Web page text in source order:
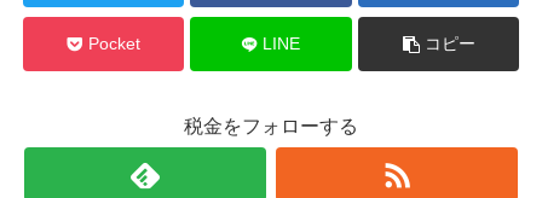
Pocket LINE コピー
税金をフォローする